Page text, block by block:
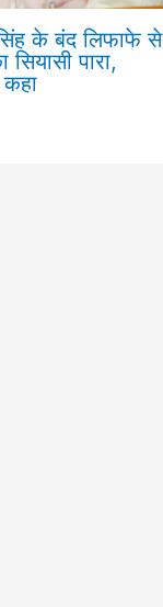
सिंह के बंद लिफाफे से
सियासी पारा,
कहा